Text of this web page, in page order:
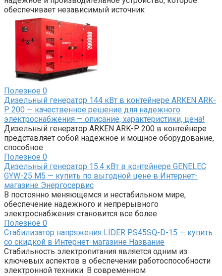
обеспечивает независимый источник
Полезное 0
Дизельный генератор 144 кВт в контейнере ARKEN ARK-
P 200 — качественное решение для надежного
электроснабжения — описание, характеристики, цена!
Дизельный генератор ARKEN ARK-P 200 в контейнере
представляет собой надежное и мощное оборудование,
способное
Полезное 0
Дизельный генератор 15.4 кВт в контейнере GENELEC
GYW-25 M5 — купить по выгодной цене в Интернет-
магазине Энергосервис
В постоянно меняющемся и нестабильном мире,
обеспечение надежного и непрерывного
электроснабжения становится все более
Полезное 0
Стабилизатор напряжения LIDER PS45SQ-D-15 — купить
со скидкой в Интернет-магазине Название
Стабильность электропитания является одним из
ключевых аспектов в обеспечении работоспособности
электронной техники. В современном